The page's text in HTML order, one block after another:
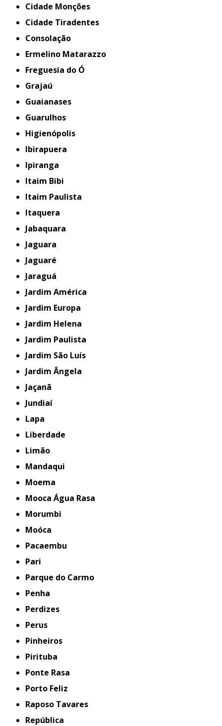
Cidade Monções
Cidade Tiradentes
Consolação
Ermelino Matarazzo
Freguesia do Ó
Grajaú
Guaianases
Guarulhos
Higienópolis
Ibirapuera
Ipiranga
Itaim Bibi
Itaim Paulista
Itaquera
Jabaquara
Jaguara
Jaguaré
Jaraguá
Jardim América
Jardim Europa
Jardim Helena
Jardim Paulista
Jardim São Luís
Jardim Ângela
Jaçanã
Jundiaí
Lapa
Liberdade
Limão
Mandaqui
Moema
Mooca Água Rasa
Morumbi
Moóca
Pacaembu
Pari
Parque do Carmo
Penha
Perdizes
Perus
Pinheiros
Pirituba
Ponte Rasa
Porto Feliz
Raposo Tavares
República